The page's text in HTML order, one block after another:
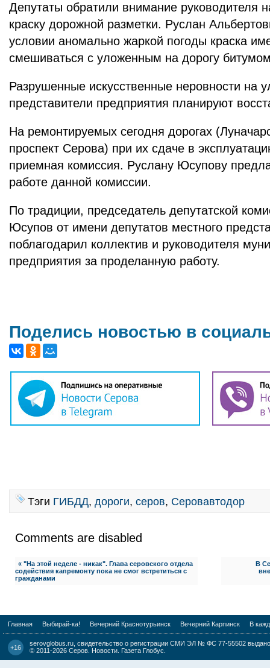
Депутаты обратили внимание руководителя
краску дорожной разметки. Руслан
условии аномально жаркой погоды краска
смешиваться с уложенным на дорогу
Разрушенные искусственные неровности на
представители предприятия планируют
На ремонтируемых сегодня дорогах
проспект Серова) при их сдаче в
приемная комиссия. Руслану Юсупову
работе данной комиссии.
По традиции, председатель депутатской
Юсупов от имени депутатов местного
поблагодарил коллектив и руководителя
предприятия за проделанную работу.
Поделись новостью в
Тэги ГИБДД, дороги, серов, Серовавтодор
Comments are disabled
« "На этой неделе - никак". Глава серовского отдела
содействия капремонту пока не смог встретиться с
гражданами
В
Главная Выбирай-ка! Вечерний Краснотурьинск Вечерний Карпинск В
+16
serovglobus.ru, свидетельство о регистрации СМИ ЭЛ № ФС 77-55502
© 2011-2026 Серов. Новости. Газета Глобус